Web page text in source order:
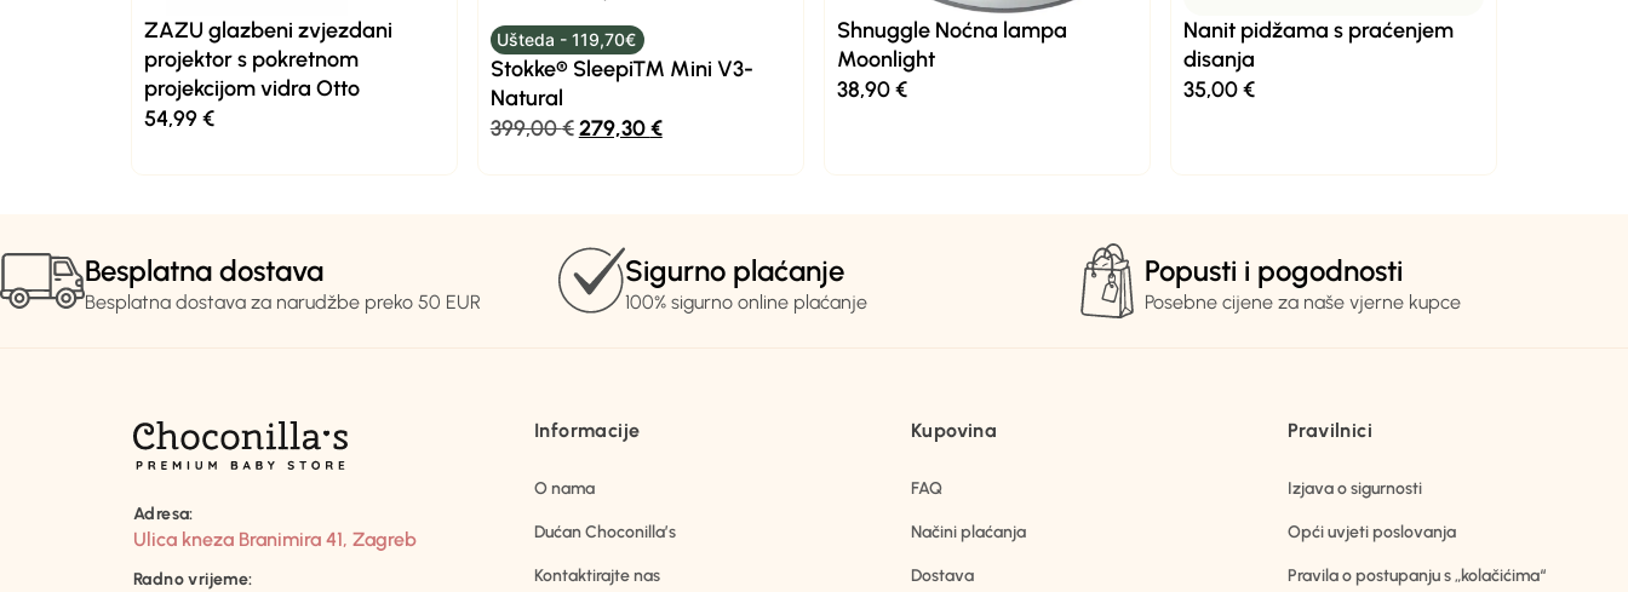
ZAZU glazbeni zvjezdani
projektor s pokretnom
projekcijom vidra Otto
54,99€
Ušteda - 119,70€
Stokke® Sleepi™ Mini V3-
Natural
399,00€279,30€
Shnuggle Noćna lampa
Moonlight
38,90€
Nanit pidžama s praćenjem
disanja
35,00€
Besplatna dostava
Besplatna dostava za narudžbe preko 50 EUR
Sigurno plaćanje
100% sigurno online plaćanje
Popusti i pogodnosti
Posebne cijene za naše vjerne kupce
Adresa:
Ulica kneza Branimira 41, Zagreb
Radno vrijeme:
Informacije
O nama
Dućan Choconilla’s
Kontaktirajte nas
Kupovina
FAQ
Načini plaćanja
Dostava
Pravilnici
Izjava o sigurnosti
Opći uvjeti poslovanja
Pravila o postupanju s „kolačićima“